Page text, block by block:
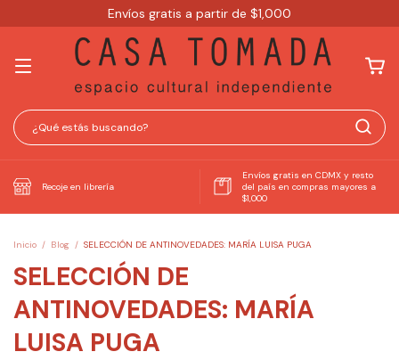
Envíos gratis a partir de $1,000
Recoje en librería
Envíos gratis en CDMX y resto
del país en compras mayores a
$1,000
Inicio / Blog / SELECCIÓN DE ANTINOVEDADES: MARÍA LUISA PUGA
SELECCIÓN DE
ANTINOVEDADES: MARÍA
LUISA PUGA